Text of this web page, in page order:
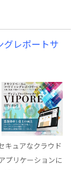
グレポートサ
キュアなクラウド
プリケーションに